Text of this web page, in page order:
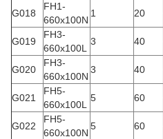
G018
FH1-
660x100N
1 20
G019
FH3-
660x100L
3 40
G020
FH3-
660x100N
3 40
G021
FH5-
660x100L
5 60
G022
FH5-
660x100N
5 60